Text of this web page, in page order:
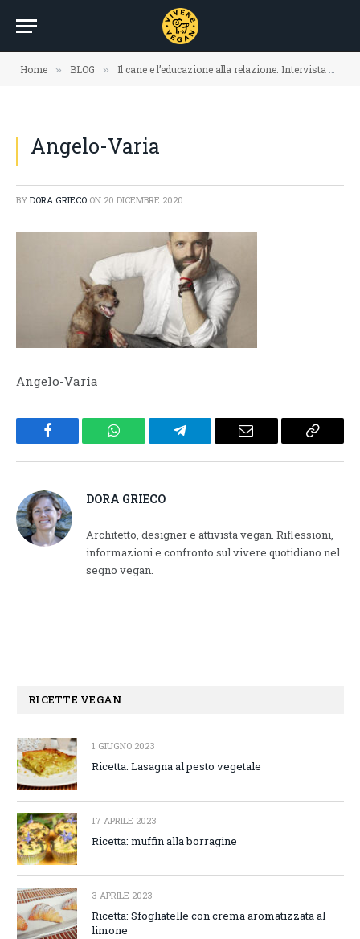
Home » BLOG » Il cane e l’educazione alla relazione. Intervista ad Angelo Vaira
Angelo-Varia
BY DORA GRIECO ON 20 DICEMBRE 2020
Angelo-Varia
Facebook WhatsApp Telegram Email
Copy
DORA GRIECO
Architetto, designer e attivista vegan. Riflessioni,
informazioni e confronto sul vivere quotidiano nel
segno vegan.
RICETTE VEGAN
1 GIUGNO 2023
Ricetta: Lasagna al pesto vegetale
17 APRILE 2023
Ricetta: muffin alla borragine
3 APRILE 2023
Ricetta: Sfogliatelle con crema aromatizzata al
limone